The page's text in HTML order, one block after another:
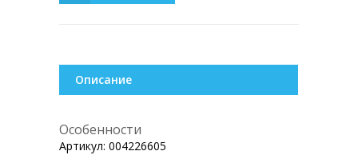
Описание
Особенности
Артикул: 004226605